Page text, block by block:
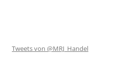
Tweets von @MRJ_Handel